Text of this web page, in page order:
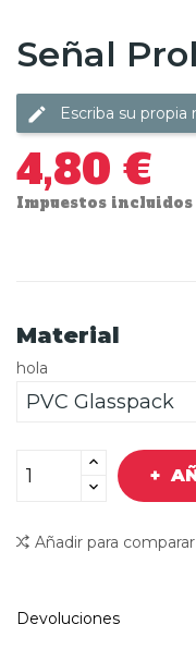
Señal
Escriba su propia
4,80 €
Impuestos incluidos
Material
hola
Añadir para comparar
Devoluciones